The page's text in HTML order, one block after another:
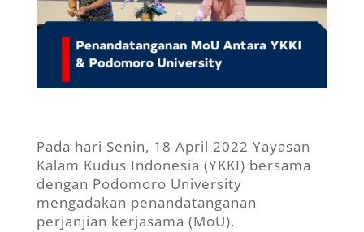
Pada hari Senin, 18 April 2022 Yayasan
Kalam Kudus Indonesia (YKKI) bersama
dengan Podomoro University
mengadakan penandatanganan
perjanjian kerjasama (MoU).